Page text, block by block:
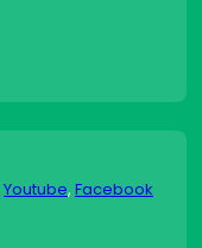
Youtube, Facebook